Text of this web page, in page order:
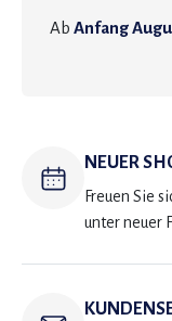
Ab Anfang
NEUER
Freuen Sie
unter neuer